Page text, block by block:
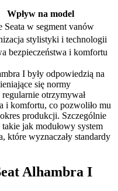
Wpływ na model
Seata w segment vanów
stylistyki i technologii
bezpieczeństwa i komfortu
I były odpowiedzią na
się normy
otrzymywał
i komfortu, co pozwoliło mu
produkcji. Szczególnie
jak modułowy system
które wyznaczały standardy
Alhambra I